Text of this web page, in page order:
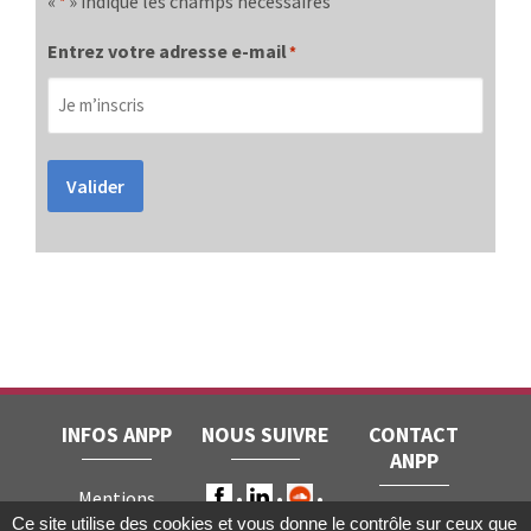
Entrez votre adresse e-mail*
Valider
INFOS ANPP
Mentions
NOUS SUIVRE
CONTACT
ANPP
ANPP • 22, rue
Ce site utilise des cookies et vous donne le contrôle sur ceux que